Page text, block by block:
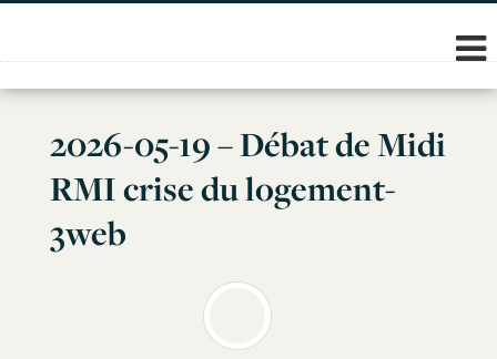
Skip
content
2026-05-19 – Débat de Midi
RMI crise du logement-
3web